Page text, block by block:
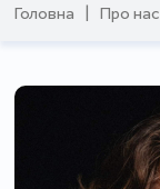
Головна Про нас